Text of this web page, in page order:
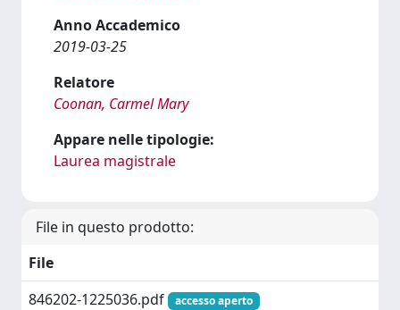
Anno Accademico
2019-03-25
Relatore
Coonan, Carmel Mary
Appare nelle tipologie:
Laurea magistrale
File in questo prodotto:
File
846202-1225036.pdf
accesso aperto